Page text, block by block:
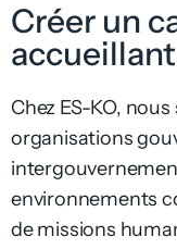
Créer un
accueillant
Chez ES-KO,
organisations
environnements
de missions